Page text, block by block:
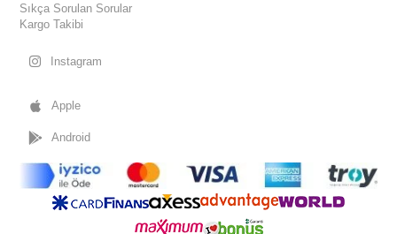
Sıkça Sorulan Sorular
Kargo Takibi
Instagram
Apple
Android